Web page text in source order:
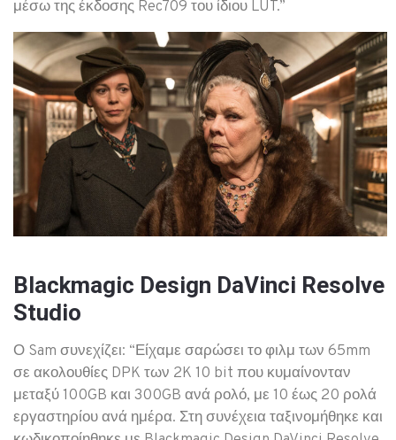
μέσω της έκδοσης Rec709 του ίδιου LUT.”
Blackmagic Design DaVinci Resolve
Studio
Ο Sam συνεχίζει: “Είχαμε σαρώσει το φιλμ των 65mm
σε ακολουθίες DPK των 2K 10 bit που κυμαίνονταν
μεταξύ 100GB και 300GB ανά ρολό, με 10 έως 20 ρολά
εργαστηρίου ανά ημέρα. Στη συνέχεια ταξινομήθηκε και